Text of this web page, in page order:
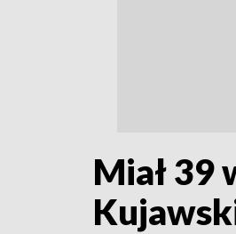
Miał 39